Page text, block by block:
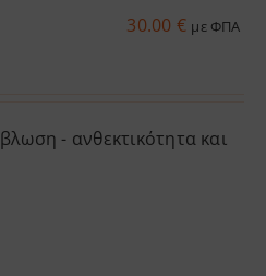
30.00 € με ΦΠΑ
- ανθεκτικότητα και